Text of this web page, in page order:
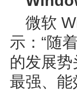
微软
示：“随
的发展
最强、